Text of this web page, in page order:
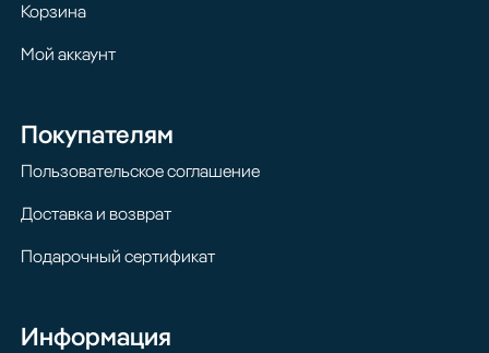
Корзина
Мой аккаунт
Покупателям
Пользовательское соглашение
Доставка и возврат
Подарочный сертификат
Информация